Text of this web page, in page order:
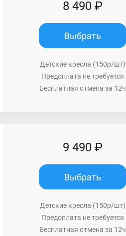
8 490 ₽
Выбрать
Детские кресла (150р/шт)
Предоплата не требуется
Бесплатная отмена за 12ч
9 490 ₽
Выбрать
Детские кресла (150р/шт)
Предоплата не требуется
Бесплатная отмена за 12ч